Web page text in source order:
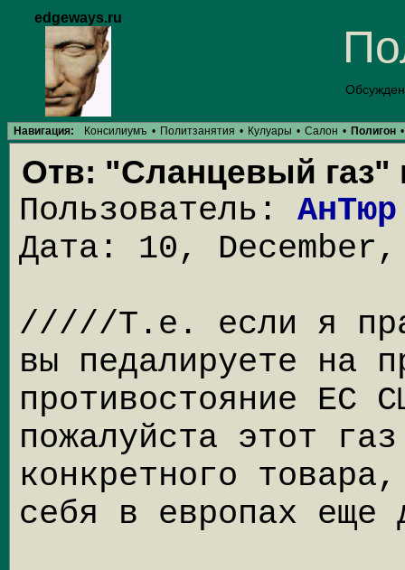
edgeways.ru
Навигация: Консилиумъ • Политзанятия • Кулуары • Салон • Полигон •
Отв: "Сланцевый газ"
Пользователь: АнТюр
Дата: 10,
/////Т.е. если я
вы педалируете на
противостояние ЕС
пожалуйста этот
конкретного
себя в европах